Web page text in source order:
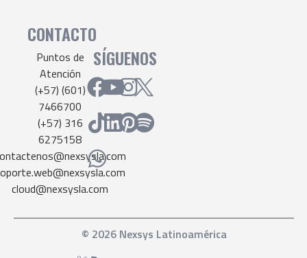
CONTACTO
Puntos de
Atención
(+57) (601)
7466700
(+57) 316
6275158
cloud@nexsysla.com
SÍGUENOS
© 2026 Nexsys Latinoamérica